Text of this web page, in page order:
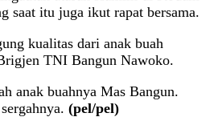
saat itu juga ikut rapat bersama.
kualitas dari anak buah
TNI Bangun Nawoko.
anak buahnya Mas Bangun.
(pel/pel)